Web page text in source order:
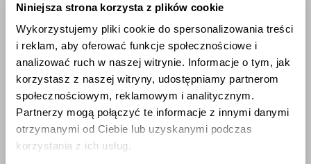
Niniejsza strona korzysta z plików cookie
Wykorzystujemy pliki cookie do spersonalizowania treści
i reklam, aby oferować funkcje społecznościowe i
analizować ruch w naszej witrynie. Informacje o tym, jak
korzystasz z naszej witryny, udostępniamy partnerom
społecznościowym, reklamowym i analitycznym.
Partnerzy mogą połączyć te informacje z innymi danymi
otrzymanymi od Ciebie lub uzyskanymi podczas
korzystania z ich usług.